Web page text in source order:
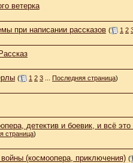
ветерка
при написании рассказов ( 1 2
( 1 2 3 Последняя страница)
детектив и боевик, и всё
страница)
(космоопера, приключения) (